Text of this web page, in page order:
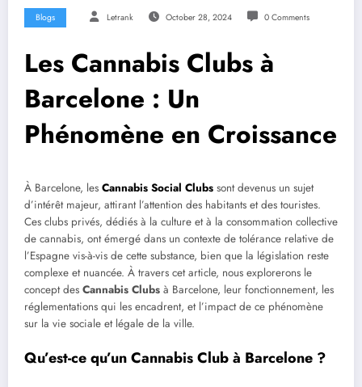
Blogs Letrank October 28, 2024 0 Comments
Les Cannabis Clubs à
Barcelone : Un
Phénomène en Croissance
À Barcelone, les Cannabis Social Clubs sont devenus un sujet
d’intérêt majeur, attirant l’attention des habitants et des touristes.
Ces clubs privés, dédiés à la culture et à la consommation collective
de cannabis, ont émergé dans un contexte de tolérance relative de
l’Espagne vis-à-vis de cette substance, bien que la législation reste
complexe et nuancée. À travers cet article, nous explorerons le
concept des Cannabis Clubs à Barcelone, leur fonctionnement, les
réglementations qui les encadrent, et l’impact de ce phénomène
sur la vie sociale et légale de la ville.
Qu’est-ce qu’un Cannabis Club à Barcelone ?